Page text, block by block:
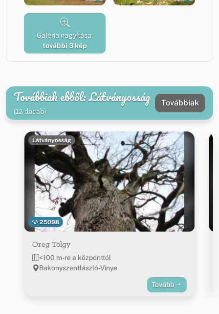
Galéria nagyítása:
további 3 kép
Továbbiak ebből: Látványosság
(12 darab)
Továbbiak
25098
Látványosság
Öreg Tölgy
<100 m-re a központtól
Bakonyszentlászló-Vinye
Tovább